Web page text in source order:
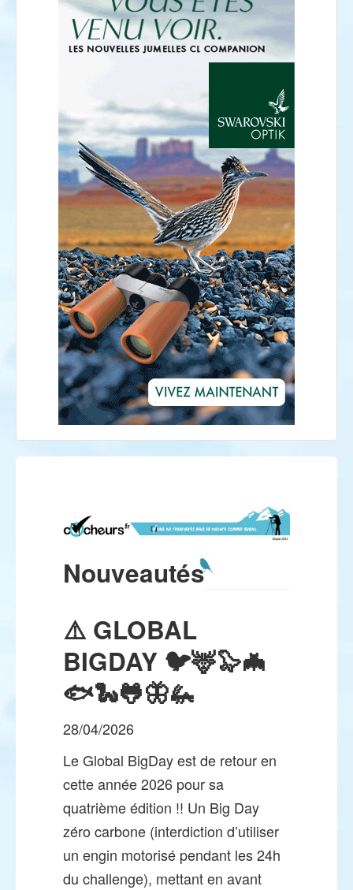
Nouveautés
⚠️ GLOBAL
BIGDAY 🐦🦌🦭🦇
🐟🐍🐸🦋🦗
28/04/2026
Le Global BigDay est de retour en
cette année 2026 pour sa
quatrième édition !! Un Big Day
zéro carbone (interdiction d’utiliser
un engin motorisé pendant les 24h
du challenge), mettant en avant